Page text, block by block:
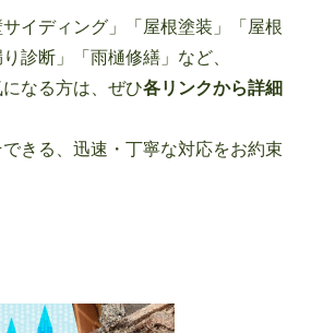
サイディング」「屋根塗装」「屋根
診断」「雨樋修繕」など、
なる方は、ぜひ各リンクから詳細
きる、迅速・丁寧な対応をお約束